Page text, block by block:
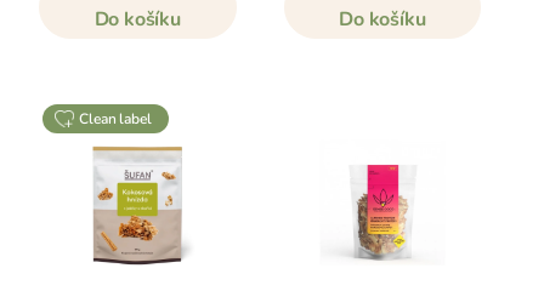
Do košíku Do košíku
clean label